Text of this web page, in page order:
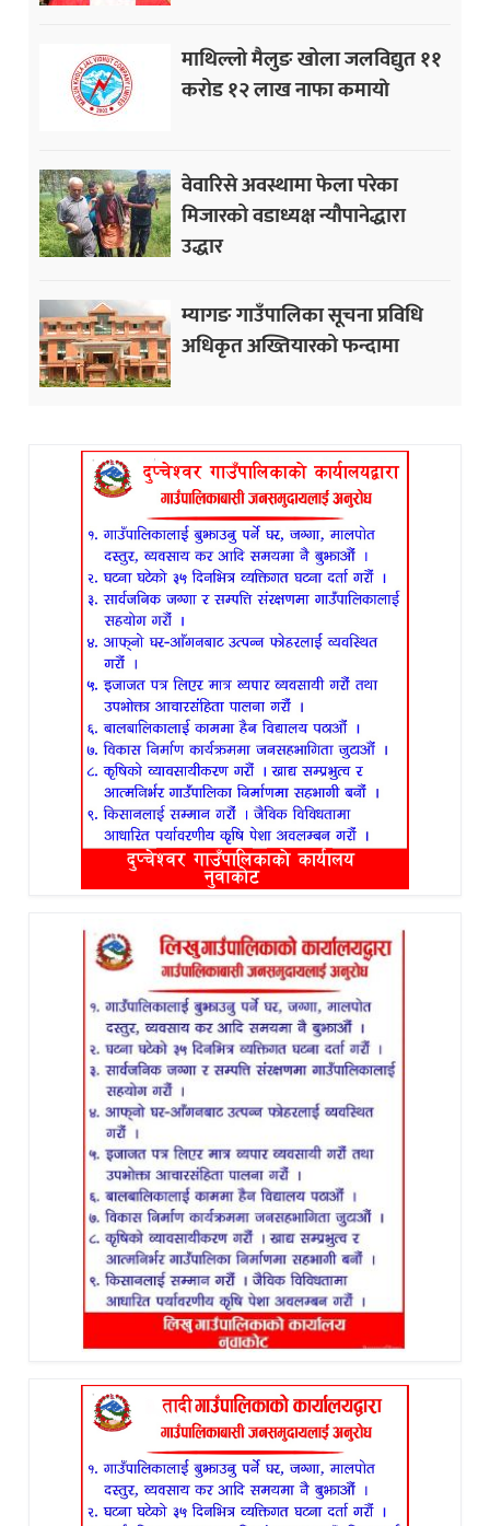
माथिल्लो मैलुङ खोला जलविद्युत ११
करोड १२ लाख नाफा कमायाे
वेवारिसे अवस्थामा फेला परेका
मिजारको वडाध्यक्ष न्यौपानेद्धारा
उद्धार
म्यागङ गाउँपालिका सूचना प्रविधि
अधिकृत अख्तियारको फन्दामा